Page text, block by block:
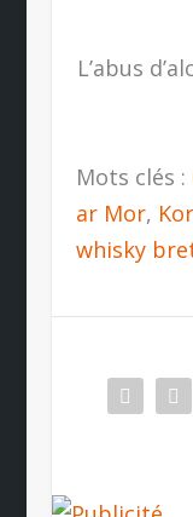
L’abus
Mots clés :
ar Mor,
whisky